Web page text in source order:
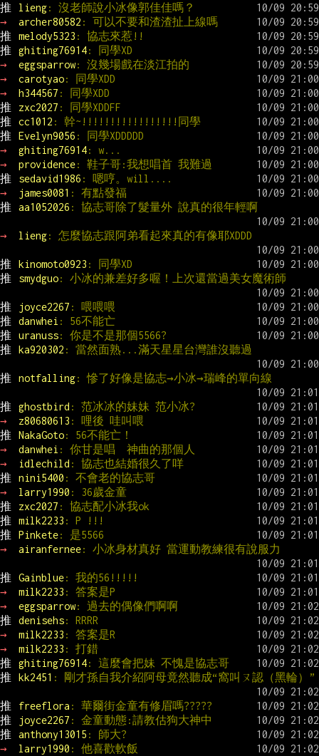
推
lieng: 沒老師說小冰像郭佳佳嗎？
→
archer80582 : 可以不要和渣渣扯上線嗎
推
melody5323 : 協志來惹!!
推
ghiting76914: 同學XD
→
eggsparrow: 沒幾場戲在淡江拍的
→
carotyao: 同學XDD
→
h344567 : 同學XDD
推
zxc2027 : 同學XDDFF
推
cc1012 : 幹~!!!!!!!!!!!!!!!!!同學
推
Evelyn9056 : 同學XDDDDD
→
ghiting76914: w...
→
providence: 鞋子哥:我想唱首 我難過
推
sedavid1986 : 嗯哼。will....
→
james0081 : 有點發福
推
aa1052026 : 協志哥除了髮量外 說真的很年輕啊
→ lieng: 怎麼協志跟阿弟看起來真的有像耶XDDD
推 kinomoto0923 : 同學XD
推
smydguo: 小冰的兼差好多喔！上次還當過美女魔術師
推 joyce2267 : 喂喂喂
推
danwhei : 56不能亡
推
uranuss: 你是不是那個5566?
推
ka920302 : 當然面熟...滿天星星台灣誰沒聽過
推 notfalling: 慘了好像是協志→小冰→瑞峰的單向線
推 ghostbird : 范冰冰的妹妹 范小冰?
→
z80680613 : 哩後 哇叫喂
推
NakaGoto: 56不能亡！
→
danwhei : 你甘是唱  神曲的那個人
→
idlechild : 協志也結婚很久了咩
推
nini5400 : 不會老的協志哥
→
larry1990 : 36歲金童
推
zxc2027 : 協志配小冰我ok
推
milk2233 : P !!!
推
Pinkete: 是5566
→
airanfernee: 小冰身材真好 當運動教練很有說服力
推 Gainblue: 我的56!!!!!
→
milk2233 : 答案是P
→
eggsparrow: 過去的偶像們啊啊
推
denisehs: RRRR
→
milk2233 : 答案是R
→
milk2233 : 打錯
推
ghiting76914: 這麼會把妹 不愧是協志哥
推
kk2451 : 剛才孫自我介紹阿母竟然聽成“窩叫ㄡ認（黑輪）”
推 freeflora : 華爾街金童有修眉嗎?????
推
joyce2267 : 金童動態:請教估狗大神中
推
anthony13015 : 師大?
→
larry1990 : 他喜歡軟飯